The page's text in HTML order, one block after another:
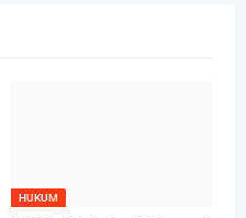
HUKUM